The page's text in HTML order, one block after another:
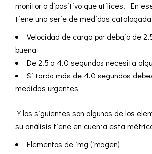
monitor o dipositivo que utilices. En
tiene una serie de medidas
Velocidad de carga por debajo de
buena
De 2.5 a 4.0 segundos necesita
Si tarda más de 4.0 segundos
medidas urgentes
Y los siguientes son algunos de los
su análisis tiene en cuenta esta
Elementos de img (imagen)